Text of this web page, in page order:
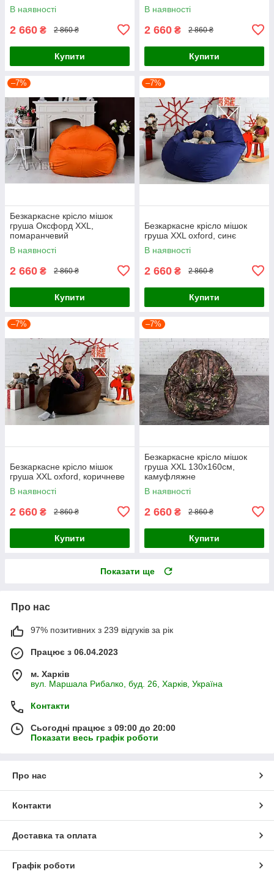
В наявності
2 660 ₴ 2 860 ₴
Купити
В наявності
2 660 ₴ 2 860 ₴
Купити
–7%
Безкаркасне крісло мішок
груша Оксфорд XXL,
помаранчевий
В наявності
2 660 ₴ 2 860 ₴
Купити
–7%
Безкаркасне крісло мішок
груша XXL oxford, синє
В наявності
2 660 ₴ 2 860 ₴
Купити
–7%
Безкаркасне крісло мішок
груша XXL oxford, коричневе
В наявності
2 660 ₴ 2 860 ₴
Купити
–7%
Безкаркасне крісло мішок
груша XXL 130х160см,
камуфляжне
В наявності
2 660 ₴ 2 860 ₴
Купити
Показати ще
Про нас
97% позитивних з 239 відгуків за рік
Працює з 06.04.2023
м. Харків
вул. Маршала Рибалко, буд. 26, Харків, Україна
Контакти
Сьогодні працює з 09:00 до 20:00
Показати весь графік роботи
Про нас
Контакти
Доставка та оплата
Графік роботи